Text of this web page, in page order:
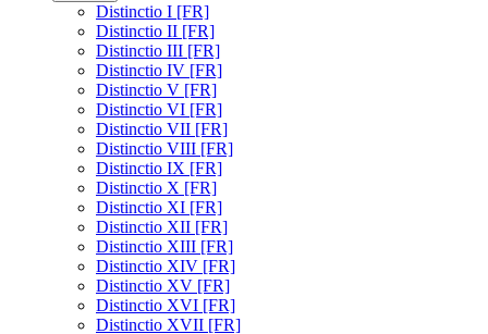
Distinctio I [FR]
Distinctio II [FR]
Distinctio III [FR]
Distinctio IV [FR]
Distinctio V [FR]
Distinctio VI [FR]
Distinctio VII [FR]
Distinctio VIII [FR]
Distinctio IX [FR]
Distinctio X [FR]
Distinctio XI [FR]
Distinctio XII [FR]
Distinctio XIII [FR]
Distinctio XIV [FR]
Distinctio XV [FR]
Distinctio XVI [FR]
Distinctio XVII [FR]